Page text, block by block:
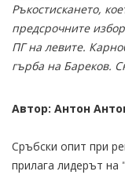
Ръкостискането,
предсрочните
ПГ на левите.
гърба на Бареков.
Автор: Антон
Сръбски опит при
прилага лидерът на